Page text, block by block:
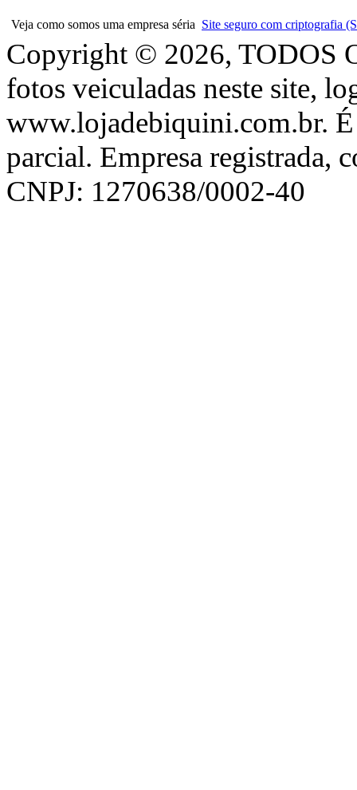
Veja como somos uma empresa séria Site seguro com criptografia
Copyright © 2026, TODOS
fotos veiculadas neste site,
www.lojadebiquini.com.br. É
parcial. Empresa registrada,
CNPJ: 1270638/0002-40